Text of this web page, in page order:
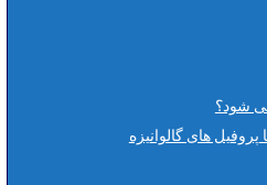
شود؟
های گالوانیزه